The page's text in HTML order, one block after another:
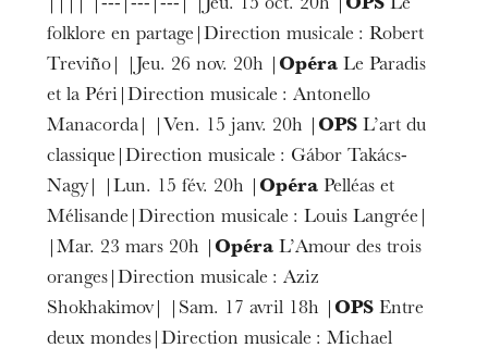
|||| |---|---|---| |Jeu. 15 oct. 20h | OPS Le
folklore en partage|Direction musicale : Robert
Treviño| |Jeu. 26 nov. 20h | Opéra Le Paradis
et la Péri|Direction musicale : Antonello
Manacorda| |Ven. 15 janv. 20h | OPS L’art du
classique|Direction musicale : Gábor Takács-
Nagy| |Lun. 15 fév. 20h | Opéra Pelléas et
Mélisande|Direction musicale : Louis Langrée|
|Mar. 23 mars 20h | Opéra L’Amour des trois
oranges|Direction musicale : Aziz
Shokhakimov| |Sam. 17 avril 18h | OPS Entre
deux mondes|Direction musicale : Michael